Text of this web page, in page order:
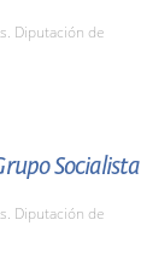
Diputación de
Socialista
Diputación de